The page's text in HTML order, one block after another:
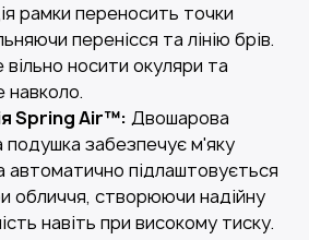
рамки переносить точки
перенісся та лінію брів.
носити окуляри та
навколо.
Spring Air™: Двошарова
подушка забезпечує м'яку
автоматично підлаштовується
обличчя, створюючи надійну
навіть при високому тиску.